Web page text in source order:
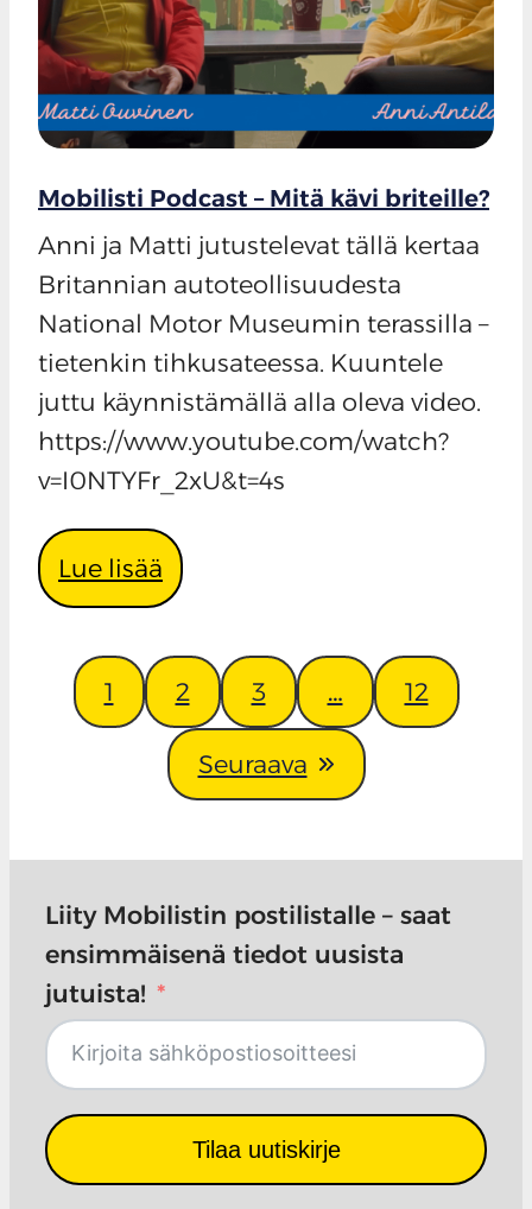
Mobilisti Podcast – Mitä kävi briteille?
Anni ja Matti jutustelevat tällä kertaa
Britannian autoteollisuudesta
National Motor Museumin terassilla –
tietenkin tihkusateessa. Kuuntele
juttu käynnistämällä alla oleva video.
https://www.youtube.com/watch?
v=I0NTYFr_2xU&t=4s
Lue lisää
1 2 3 … 12
Seuraava
Liity Mobilistin postilistalle – saat
ensimmäisenä tiedot uusista
jutuista!
Tilaa uutiskirje